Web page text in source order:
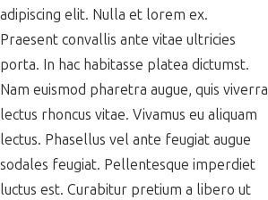
adipiscing elit. Nulla et lorem ex.
Praesent convallis ante vitae ultricies
porta. In hac habitasse platea dictumst.
Nam euismod pharetra augue, quis viverra
lectus rhoncus vitae. Vivamus eu aliquam
lectus. Phasellus vel ante feugiat augue
sodales feugiat. Pellentesque imperdiet
luctus est. Curabitur pretium a libero ut